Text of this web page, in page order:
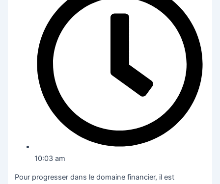
10:03 am
Pour progresser dans le domaine financier, il est